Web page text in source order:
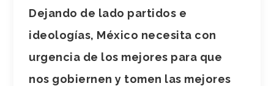
Dejando de lado partidos e
ideologías, México necesita con
urgencia de los mejores para que
nos gobiernen y tomen las mejores